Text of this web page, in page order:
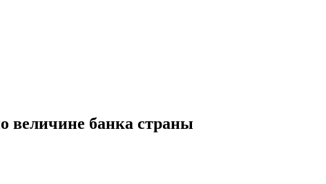
величине банка страны